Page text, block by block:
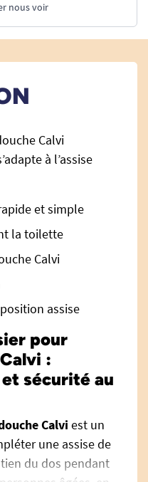
nous voir
Calvi
à l’assise
et simple
la toilette
Calvi
assise
pour
:
sécurité au
Calvi est un
une assise de
du dos pendant